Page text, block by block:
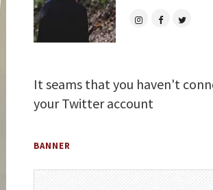
It seams that you haven't
your Twitter account
BANNER